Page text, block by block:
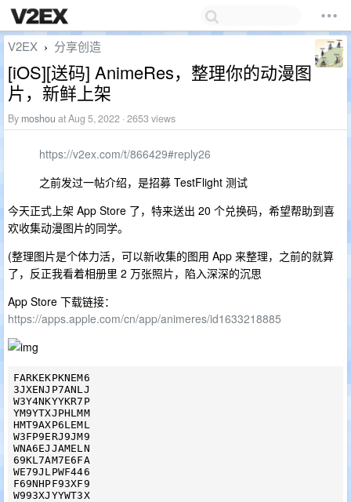
V2EX › 分享创造
[iOS][送码] AnimeRes，整理你的动漫图
片，新鲜上架
By moshou at Aug 5, 2022 · 2653 views
https://v2ex.com/t/866429#reply26
之前发过一帖介绍，是招募 TestFlight 测试
今天正式上架 App Store 了，特来送出 20 个兑换码，希望帮助到喜
欢收集动漫图片的同学。
(整理图片是个体力活，可以新收集的图用 App 来整理，之前的就算
了，反正我看着相册里 2 万张照片，陷入深深的沉思
App Store 下载链接：
https://apps.apple.com/cn/app/animeres/id1633218885
FARKEKPKNEM6
3JXENJP7ANLJ
W3Y4NKYYKR7P
YM9YTXJPHLMM
HMT9AXP6LEML
W3FP9ERJ9JM9
WNA6EJJAMELN
69KL7AM7E6FA
WE79JLPWF446
F69NHPF93XF9
W993XJYYWT3X